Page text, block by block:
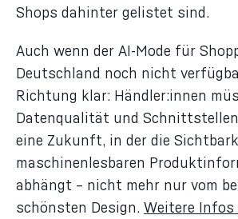
Shops dahinter gelistet sind.
Auch wenn der AI-Mode für
Deutschland noch nicht
Richtung klar: Händler:innen
Datenqualität und
eine Zukunft, in der die
maschinenlesbaren
abhängt – nicht mehr nur vom
schönsten Design. Weitere Infos